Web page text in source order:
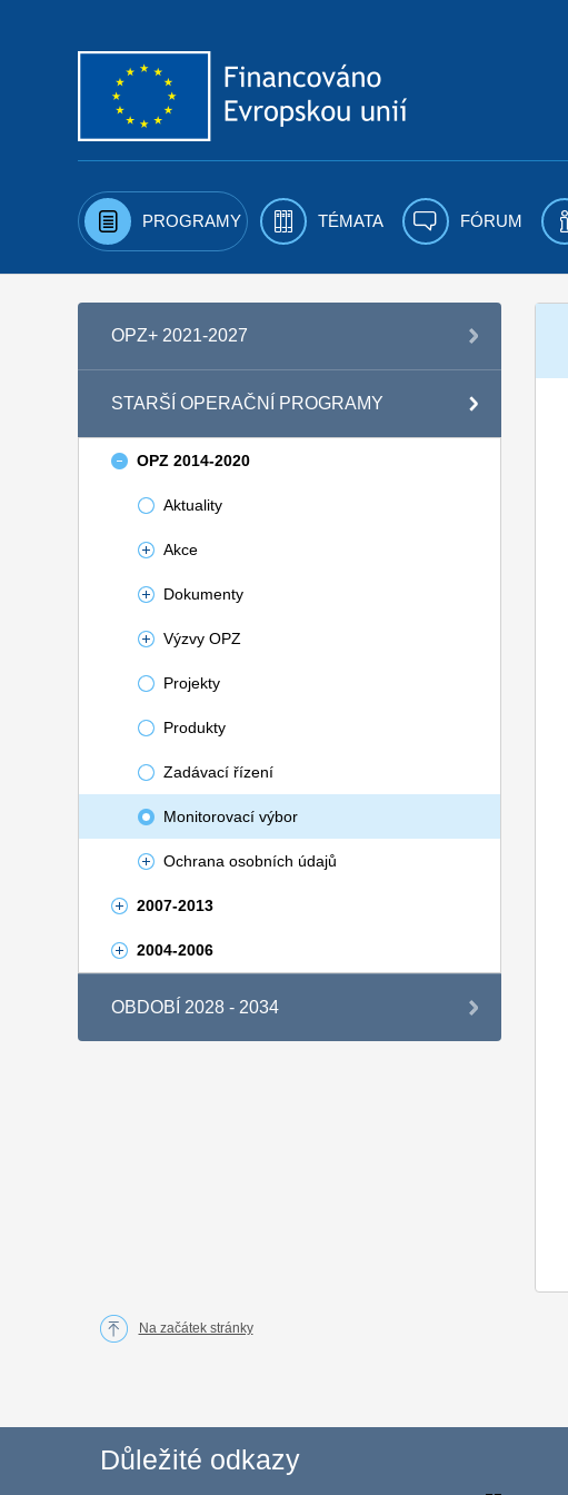
PROGRAMY TÉMATA FÓRUM
OPZ+ 2021-2027
STARŠÍ OPERAČNÍ PROGRAMY
OPZ 2014-2020
Aktuality
Akce
Dokumenty
Výzvy OPZ
Projekty
Produkty
Zadávací řízení
Monitorovací výbor
Ochrana osobních údajů
2007-2013
2004-2006
OBDOBÍ 2028 - 2034
Na začátek stránky
Důležité odkazy